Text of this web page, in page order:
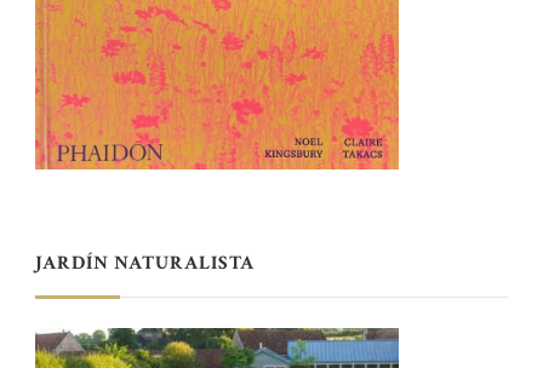
JARDÍN NATURALISTA